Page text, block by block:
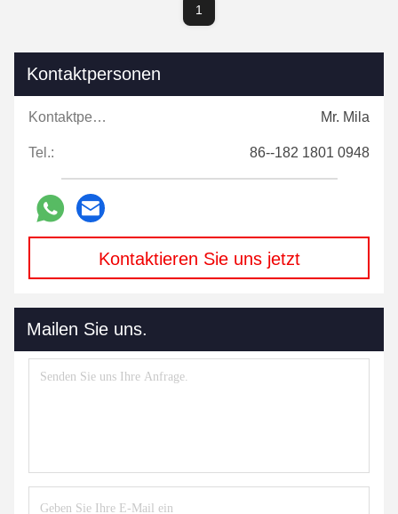
1
Kontaktpersonen
Kontaktpersonen: Mr. Mila
Tel.: 86--182 1801 0948
Kontaktieren Sie uns jetzt
Mailen Sie uns.